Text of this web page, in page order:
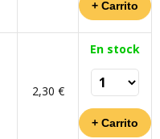
2,30 €
En stock